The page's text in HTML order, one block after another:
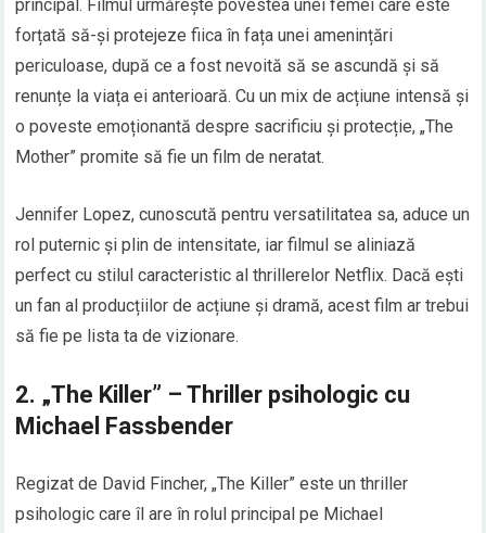
principal. Filmul urmărește povestea unei femei care este
forțată să-și protejeze fiica în fața unei amenințări
periculoase, după ce a fost nevoită să se ascundă și să
renunțe la viața ei anterioară. Cu un mix de acțiune intensă și
o poveste emoționantă despre sacrificiu și protecție, „The
Mother” promite să fie un film de neratat.
Jennifer Lopez, cunoscută pentru versatilitatea sa, aduce un
rol puternic și plin de intensitate, iar filmul se aliniază
perfect cu stilul caracteristic al thrillerelor Netflix. Dacă ești
un fan al producțiilor de acțiune și dramă, acest film ar trebui
să fie pe lista ta de vizionare.
2. „The Killer” – Thriller psihologic cu
Michael Fassbender
Regizat de David Fincher, „The Killer” este un thriller
psihologic care îl are în rolul principal pe Michael